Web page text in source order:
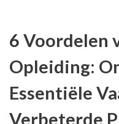
6 Voordelen
Opleiding:
Essentiële
Verbeterde